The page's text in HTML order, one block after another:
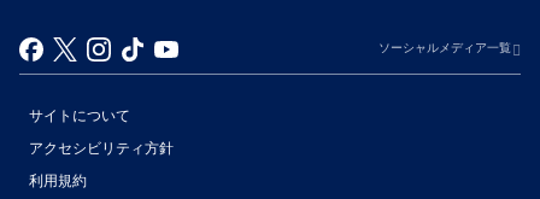
ソーシャルメディア一覧
サイトについて
アクセシビリティ方針
利用規約